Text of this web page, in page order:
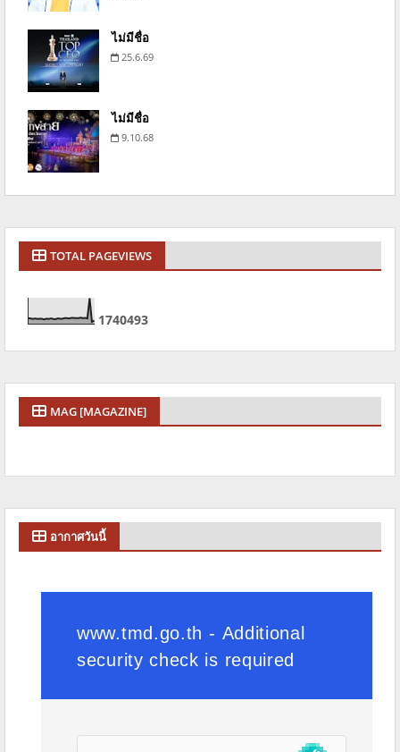
ไม่มีชื่อ
25.6.69
ไม่มีชื่อ
9.10.68
TOTAL PAGEVIEWS
1740493
MAG [MAGAZINE]
อากาศวันนี้